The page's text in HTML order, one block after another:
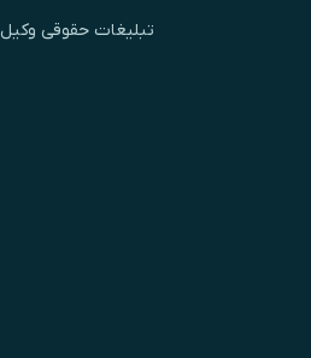
تبلیغات حقوقی وکیل